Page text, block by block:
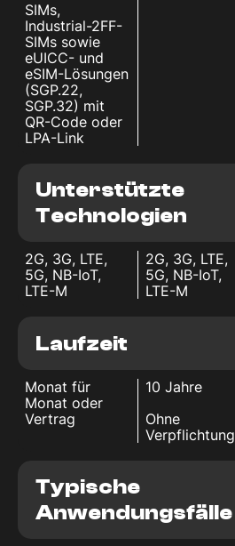
SIMs,
Industrial-2FF-
SIMs sowie
eUICC- und
eSIM-Lösungen
(SGP.22,
SGP.32) mit
QR-Code oder
LPA-Link
Unterstützte
Technologien
2G, 3G, LTE,
5G, NB-IoT,
LTE-M
2G, 3G, LTE,
5G, NB-IoT,
LTE-M
Laufzeit
Monat für
Monat oder
Vertrag
10 Jahre
Ohne
Verpflichtung
Typische
Anwendungsfälle